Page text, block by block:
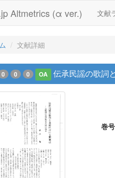
Altmetrics (α ver.) 文献
文献詳細
0 0 0 OA 伝承民謡の歌詞
巻